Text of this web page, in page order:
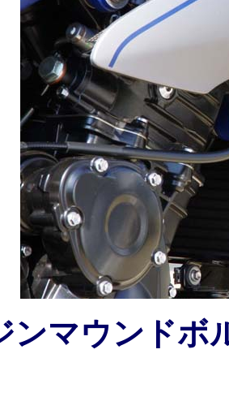
ンマウンドボ